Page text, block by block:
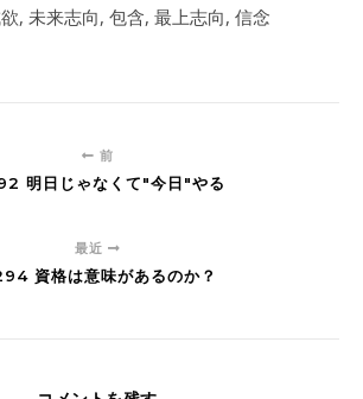
欲, 未来志向, 包含, 最上志向, 信念
前
明日じゃなくて"今日"やる
最近
資格は意味があるのか？